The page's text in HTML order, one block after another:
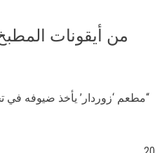
من أيقونات
“مطعم ‘زوردار’ يأخذ ضيوفه في تجربة طعام غنية مع